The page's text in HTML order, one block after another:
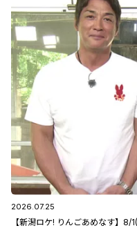
2026.07.25
【新潟ロケ! りんごあめなす】